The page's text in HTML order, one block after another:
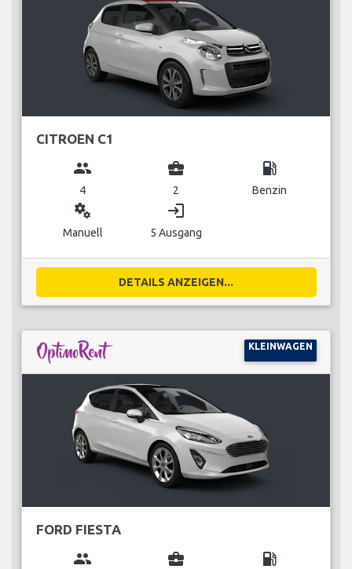
CITROEN C1
group
4
business_center
2
local_gas_station
Benzin
miscellaneous_services
Manuell
login
5 Ausgang
DETAILS ANZEIGEN...
KLEINWAGEN
FORD FIESTA
group business_center local_gas_station